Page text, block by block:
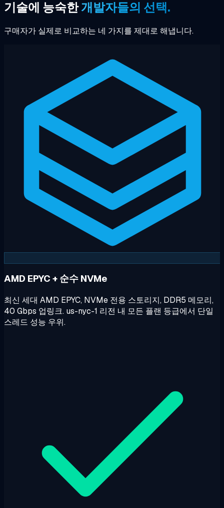
기술에 능숙한개발자들의 선택.
구매자가 실제로 비교하는 네 가지를 제대로 해냅니다.
AMD EPYC + 순수 NVMe
최신 세대 AMD EPYC, NVMe 전용 스토리지, DDR5 메모리,
40 Gbps 업링크. us-nyc-1 리전 내 모든 플랜 등급에서 단일
스레드 성능 우위.